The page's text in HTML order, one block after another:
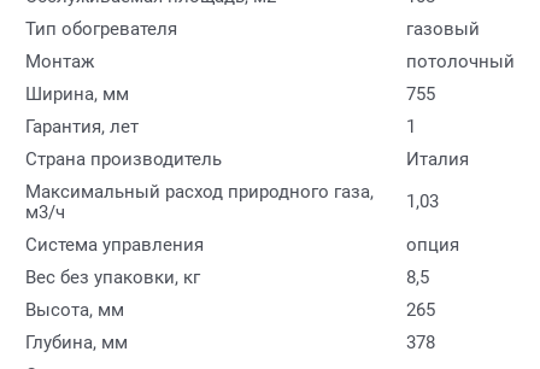
Тип обогревателя
газовый
Монтаж
потолочный
Ширина, мм
755
Гарантия, лет
1
Страна производитель
Италия
Максимальный расход природного газа,
м3/ч
1,03
Система управления
опция
Вес без упаковки, кг
8,5
Высота, мм
265
Глубина, мм
378